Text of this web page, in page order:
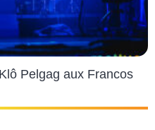
Pelgag aux Francos